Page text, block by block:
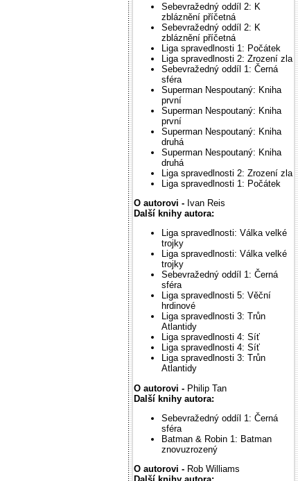
Sebevražedný oddíl 2: K
zbláznění příčetná
Sebevražedný oddíl 2: K
zbláznění příčetná
Liga spravedlnosti 1: Počátek
Liga spravedlnosti 2: Zrození zla
Sebevražedný oddíl 1: Černá
sféra
Superman Nespoutaný: Kniha
první
Superman Nespoutaný: Kniha
první
Superman Nespoutaný: Kniha
druhá
Superman Nespoutaný: Kniha
druhá
Liga spravedlnosti 2: Zrození zla
Liga spravedlnosti 1: Počátek
O autorovi - Ivan Reis
Další knihy autora:
Liga spravedlnosti: Válka velké
trojky
Liga spravedlnosti: Válka velké
trojky
Sebevražedný oddíl 1: Černá
sféra
Liga spravedlnosti 5: Věční
hrdinové
Liga spravedlnosti 3: Trůn
Atlantidy
Liga spravedlnosti 4: Síť
Liga spravedlnosti 4: Síť
Liga spravedlnosti 3: Trůn
Atlantidy
O autorovi - Philip Tan
Další knihy autora:
Sebevražedný oddíl 1: Černá
sféra
Batman & Robin 1: Batman
znovuzrozený
O autorovi - Rob Williams